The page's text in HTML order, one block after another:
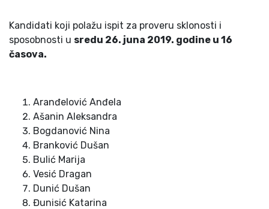
Kandidati koji polažu ispit za proveru sklonosti i
sposobnosti u sredu 26. juna 2019. godine u 16
časova.
Aranđelović Anđela
Ašanin Aleksandra
Bogdanović Nina
Branković Dušan
Bulić Marija
Vesić Dragan
Dunić Dušan
Đunisić Katarina